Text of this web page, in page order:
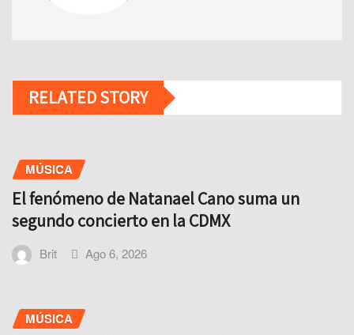
RELATED STORY
MÚSICA
El fenómeno de Natanael Cano suma un
segundo concierto en la CDMX
Brit Ago 6, 2026
MÚSICA